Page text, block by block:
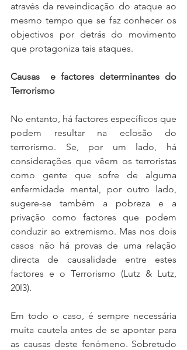
através da reveindicação do ataque ao
mesmo tempo que se faz conhecer os
objectivos por detrás do movimento
que protagoniza tais ataques.
Causas  e factores determinantes do
Terrorismo
No entanto, há factores específicos que
podem resultar na eclosão do
terrorismo. Se, por um lado, há
considerações que vêem os terroristas
como gente que sofre de alguma
enfermidade mental, por outro lado,
sugere-se também a pobreza e a
privação como factores que podem
conduzir ao extremismo. Mas nos dois
casos não há provas de uma relação
directa de causalidade entre estes
factores e o Terrorismo (Lutz & Lutz,
20l3).
Em todo o caso, é sempre necessária
muita cautela antes de se apontar para
as causas deste fenómeno. Sobretudo